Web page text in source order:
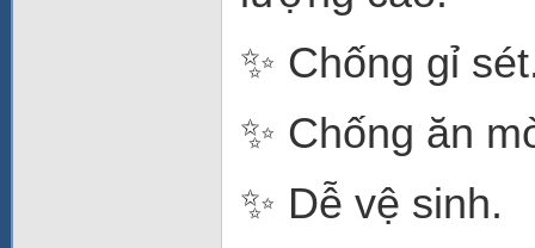
✨ Chống gỉ
✨ Chống ăn
✨ Dễ vệ sinh.